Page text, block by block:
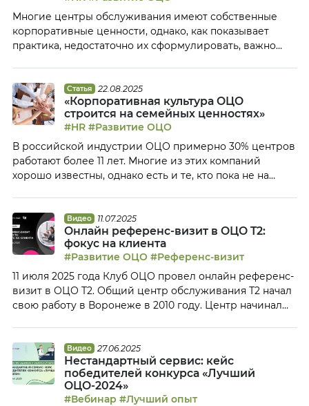
сложностях на каждом этапе и […]
Многие центры обслуживания имеют собственные
корпоративные ценности, однако, как показывает
практика, недостаточно их сформулировать, важно
Спутник», рассказал Клубу ОЦО о том, как в их
компании пришли к идее донести до сотрудников
корпоративные ценности с помощью театрального
проекта и почему эта идея оказалась близка […]
Статья 22.08.2025
«Корпоративная культура ОЦО
строится на семейных ценностях»
#HR #Развитие ОЦО
В российской индустрии ОЦО примерно 30% центров
работают более 11 лет. Многие из этих компаний
хорошо известны, однако есть и те, кто пока не на
семейной компании из Краснодарского края по
организации и развитию ОЦО, который
свидетельствует, что и в небольшом городе возможно
построить […]
Видео 11.07.2025
Онлайн референс-визит в ОЦО T2:
фокус на клиента
#Развитие ОЦО #Референс-визит
11 июля 2025 года Клуб ОЦО провел онлайн референс-
визит в ОЦО T2. Общий центр обслуживания Т2 начал
свою работу в Воронеже в 2010 году. Центр начинал
глобальную трансформацию для построения
клиентоцентичной модели, заявив амбициозную цель
– стать лучшей сервисной компанией для своих
клиентов. […]
Видео 27.06.2025
Нестандартный сервис: кейс
победителей конкурса «Лучший
ОЦО-2024»
#Вебинар #Лучший опыт